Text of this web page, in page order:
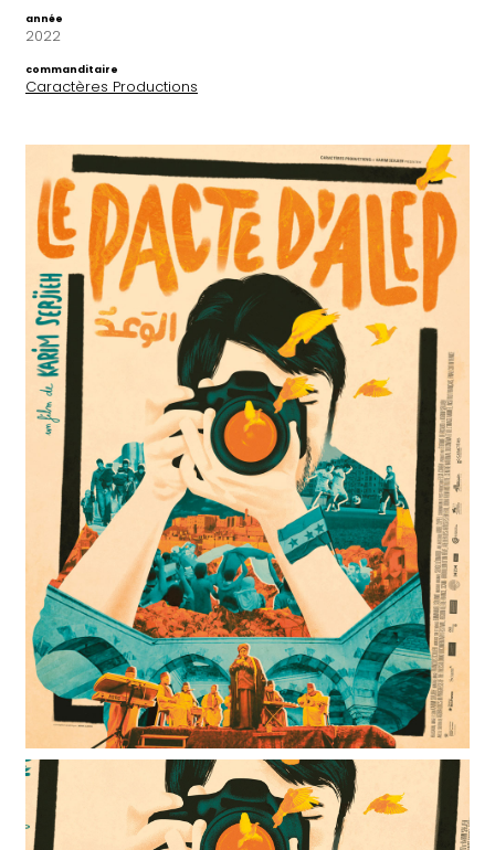
année
2022
commanditaire
Caractères Productions